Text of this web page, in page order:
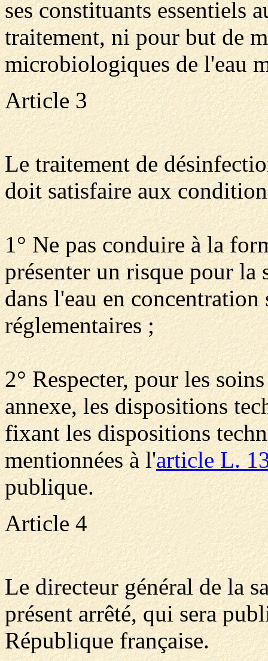
ses constituants essentiels
traitement, ni pour but de
microbiologiques de l'eau
Article 3
Le traitement de
doit satisfaire aux
1° Ne pas conduire à la
présenter un risque pour la
dans l'eau en
réglementaires ;
2° Respecter, pour les
annexe, les dispositions
fixant les dispositions
mentionnées à l'article L.
publique.
Article 4
Le directeur général de la
présent arrêté, qui sera
République française.